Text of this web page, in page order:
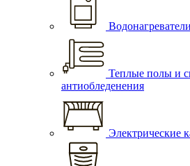
Водонагреватели
Теплые полы и
антиобледенения
Электрические